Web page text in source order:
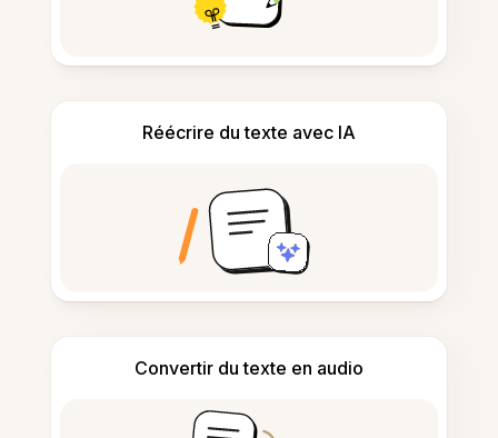
Réécrire du texte avec IA
Convertir du texte en audio